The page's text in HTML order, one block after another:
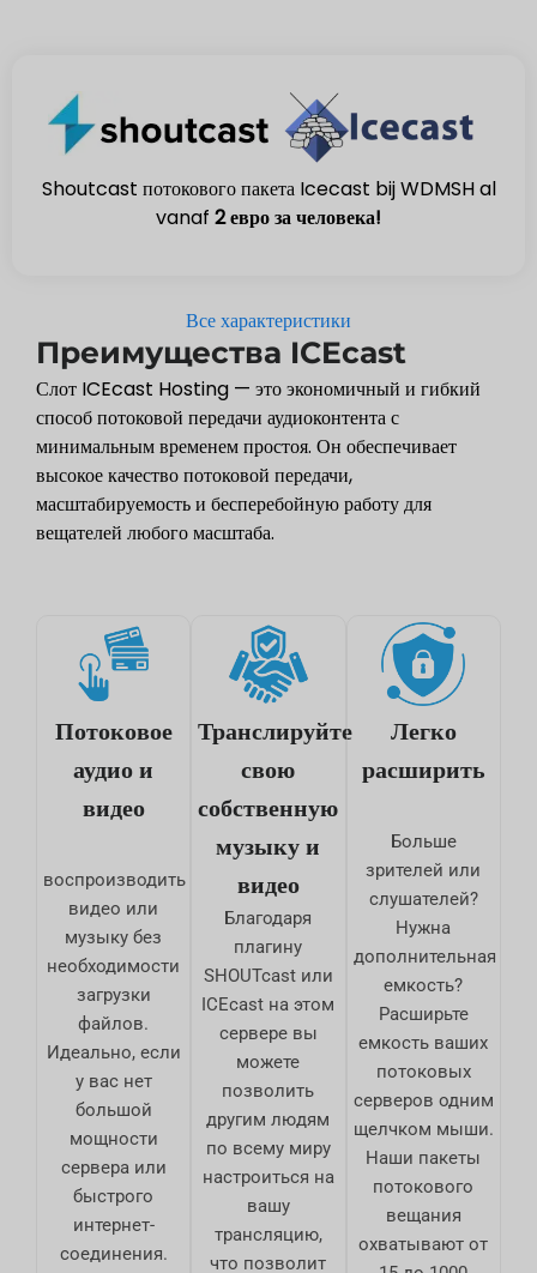
Shoutcast потокового пакета Icecast bij WDMSH al
vanaf 2 евро за человека!
Все характеристики
Преимущества ICEcast
Слот ICEcast Hosting — это экономичный и гибкий
способ потоковой передачи аудиоконтента с
минимальным временем простоя. Он обеспечивает
высокое качество потоковой передачи,
масштабируемость и бесперебойную работу для
вещателей любого масштаба.
Потоковое
аудио и
видео
воспроизводить
видео или
музыку без
необходимости
загрузки
файлов.
Идеально, если
у вас нет
большой
мощности
сервера или
быстрого
интернет-
соединения.
Транслируйте
свою
собственную
музыку и
видео
Благодаря
плагину
SHOUTcast или
ICEcast на этом
сервере вы
можете
позволить
другим людям
по всему миру
настроиться на
вашу
трансляцию,
что позволит
Легко
расширить
Больше
зрителей или
слушателей?
Нужна
дополнительная
емкость?
Расширьте
емкость ваших
потоковых
серверов одним
щелчком мыши.
Наши пакеты
потокового
вещания
охватывают от